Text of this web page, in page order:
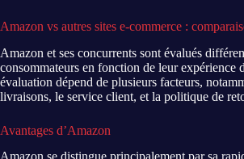
Amazon vs autres sites e-commerce :
Amazon et ses concurrents sont évalués
consommateurs en fonction de leur expérience
évaluation dépend de plusieurs facteurs,
livraisons, le service client, et la politique de
Avantages d’Amazon